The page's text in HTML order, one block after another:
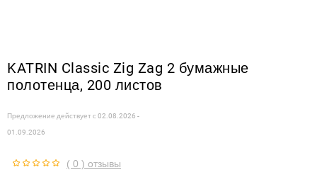
KATRIN Classic Zig Zag 2 бумажные
полотенца, 200 листов
Предложение действует с02.08.2026 -
01.09.2026
( 0 ) отзывы